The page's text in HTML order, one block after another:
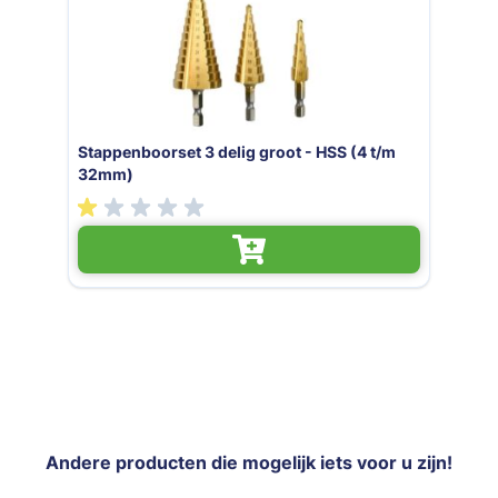
Verzinkboorset 3 DLG hand + boor
Andere producten die mogelijk iets voor u zijn!